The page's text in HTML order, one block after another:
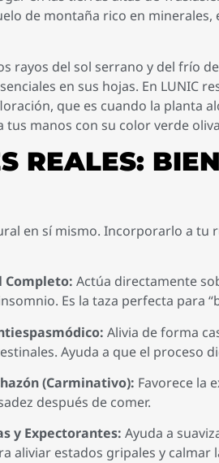
de montaña rico en
rayos del sol serrano y del frío
en sus hojas. En LUNIC
que es cuando la planta
tus manos con su color verde
REALES:
en sí mismo. Incorporarlo a
Completo: Actúa directamente
Es la taza perfecta para
Alivia de forma
Ayuda a que el proceso
(Carminativo): Favorece la
después de comer.
y Expectorantes: Ayuda a
aliviar estados gripales y calmar